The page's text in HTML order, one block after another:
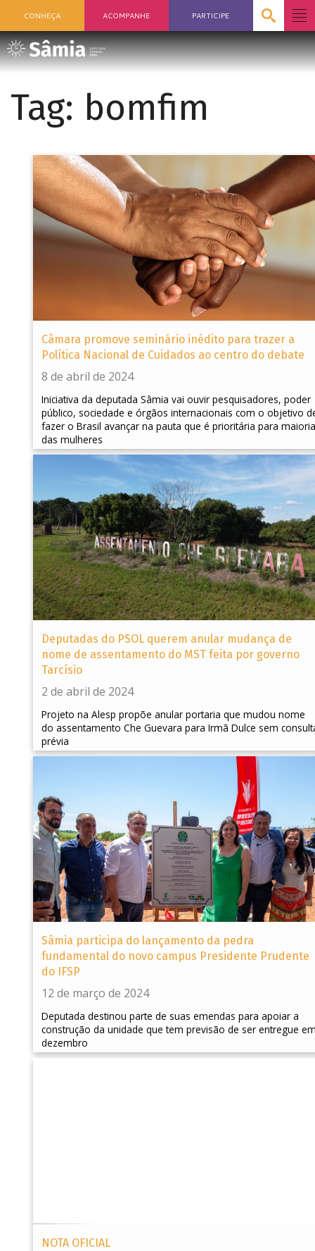
CONHEÇA ACOMPANHE PARTICIPE
Tag: bomfim
Câmara promove seminário inédito para trazer a
Política Nacional de Cuidados ao centro do debate
8 de abril de 2024
Iniciativa da deputada Sâmia vai ouvir pesquisadores, poder
público, sociedade e órgãos internacionais com o objetivo
fazer o Brasil avançar na pauta que é prioritária para maioria
das mulheres
Deputadas do PSOL querem anular mudança de
nome de assentamento do MST feita por governo
Tarcísio
2 de abril de 2024
Projeto na Alesp propõe anular portaria que mudou nome
do assentamento Che Guevara para Irmã Dulce sem
prévia
Sâmia participa do lançamento da pedra
fundamental do novo campus Presidente Prudente
do IFSP
12 de março de 2024
Deputada destinou parte de suas emendas para apoiar a
construção da unidade que tem previsão de ser entregue
dezembro
NOTA OFICIAL